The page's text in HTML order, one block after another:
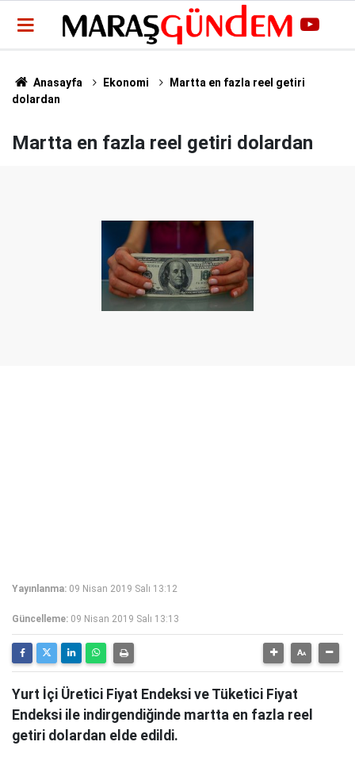
Anasayfa Ekonomi
Martta en fazla reel getiri
dolardan
Martta en fazla reel getiri dolardan
Yayınlanma: 09 Nisan 2019 Salı 13:12
Güncelleme: 09 Nisan 2019 Salı 13:13
Yurt İçi Üretici Fiyat Endeksi ve Tüketici Fiyat
Endeksi ile indirgendiğinde martta en fazla reel
getiri dolardan elde edildi.